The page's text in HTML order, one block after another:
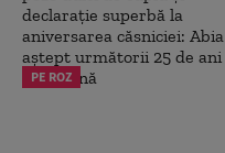
PE ROZ